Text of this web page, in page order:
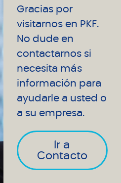
Gracias por
visitarnos en PKF.
No dude en
contactarnos si
necesita más
información para
ayudarle a usted o
a su empresa.
Ir a
Contacto